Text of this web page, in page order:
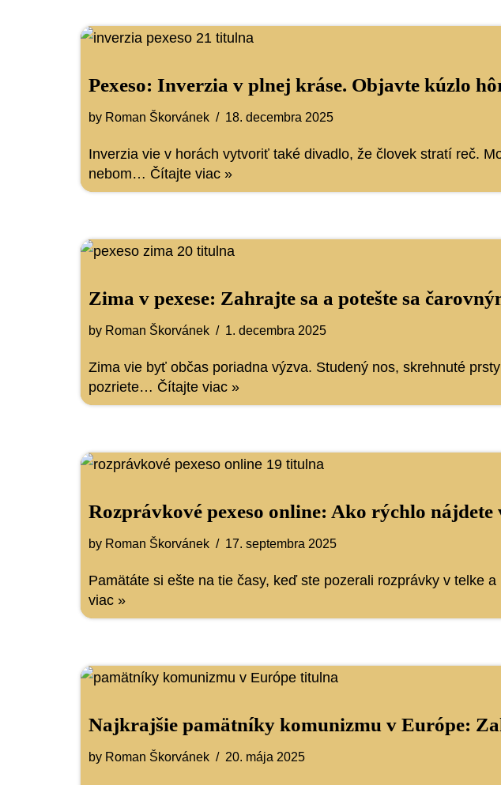
Pexeso: Inverzia v plnej kráse. Objavte kúzlo
by Roman Škorvánek 18. decembra 2025
Inverzia vie v horách vytvoriť také divadlo, že človek stratí reč.
nebom… Čítajte viac »
Zima v pexese: Zahrajte sa a potešte sa
by Roman Škorvánek 1. decembra 2025
Zima vie byť občas poriadna výzva. Studený nos, skrehnuté
pozriete… Čítajte viac »
Rozprávkové pexeso online: Ako rýchlo nájdete
by Roman Škorvánek 17. septembra 2025
Pamätáte si ešte na tie časy, keď ste pozerali rozprávky v
viac »
Najkrajšie pamätníky komunizmu v Európe:
by Roman Škorvánek 20. mája 2025